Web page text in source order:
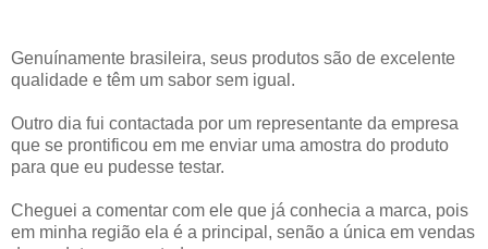
Genuínamente brasileira, seus produtos são de excelente
qualidade e têm um sabor sem igual.
Outro dia fui contactada por um representante da empresa
que se prontificou em me enviar uma amostra do produto
para que eu pudesse testar.
Cheguei a comentar com ele que já conhecia a marca, pois
em minha região ela é a principal, senão a única em vendas